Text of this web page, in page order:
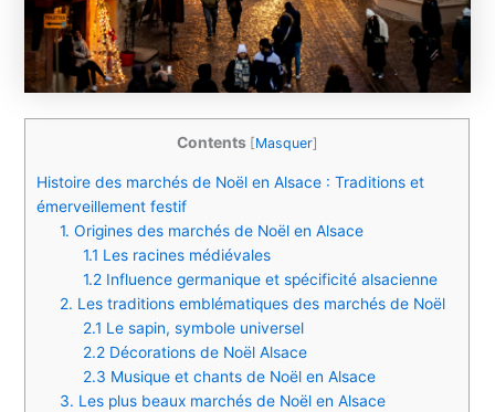
Contents [Masquer]
Histoire des marchés de Noël en Alsace : Traditions et
émerveillement festif
1. Origines des marchés de Noël en Alsace
1.1 Les racines médiévales
1.2 Influence germanique et spécificité alsacienne
2. Les traditions emblématiques des marchés de Noël
2.1 Le sapin, symbole universel
2.2 Décorations de Noël Alsace
2.3 Musique et chants de Noël en Alsace
3. Les plus beaux marchés de Noël en Alsace